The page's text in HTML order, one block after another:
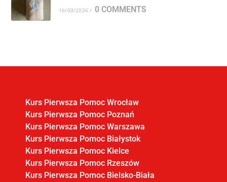
16/03/2026 / 0 COMMENTS
Kurs Pierwsza Pomoc Wrocław
Kurs Pierwsza Pomoc Poznań
Kurs Pierwsza Pomoc Warszawa
Kurs Pierwsza Pomoc Białystok
Kurs Pierwsza Pomoc Kielce
Kurs Pierwsza Pomoc Rzeszów
Kurs Pierwsza Pomoc Bielsko-Biała